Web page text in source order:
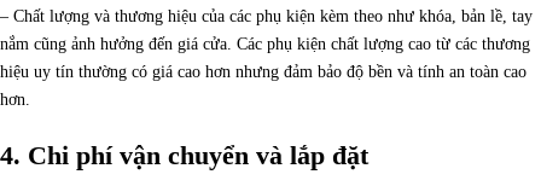
– Chất lượng và thương hiệu của các phụ kiện kèm theo như khóa, bản lề, tay
nắm cũng ảnh hưởng đến giá cửa. Các phụ kiện chất lượng cao từ các thương
hiệu uy tín thường có giá cao hơn nhưng đảm bảo độ bền và tính an toàn cao
hơn.
4. Chi phí vận chuyển và lắp đặt